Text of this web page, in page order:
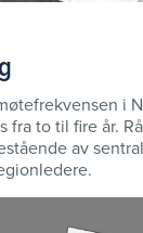
i
fra to til fire år.
av